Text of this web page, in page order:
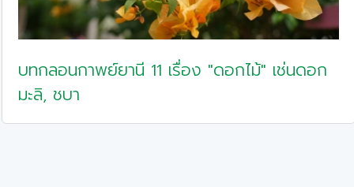
บทกลอนกาพย์ยานี 11 เรื่อง "ดอกไม้" เช่นดอก
มะลิ, ชบา